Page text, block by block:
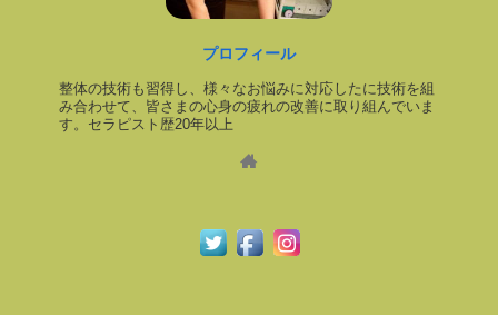
プロフィール
整体の技術も習得し、様々なお悩みに対応したに技術を組
み合わせて、皆さまの心身の疲れの改善に取り組んでいま
す。セラピスト歴20年以上